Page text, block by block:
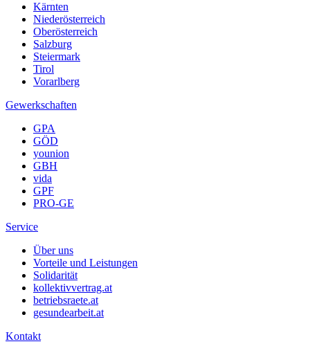
Kärnten
Niederösterreich
Oberösterreich
Salzburg
Steiermark
Tirol
Vorarlberg
Gewerkschaften
GPA
GÖD
younion
GBH
vida
GPF
PRO-GE
Service
Über uns
Vorteile und Leistungen
Solidarität
kollektivvertrag.at
betriebsraete.at
gesundearbeit.at
Kontakt